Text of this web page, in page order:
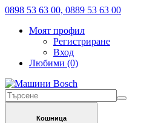
0898 53 63 00, 0889 53 63 00
Моят профил
Регистриране
Вход
Любими (0)
Кошница